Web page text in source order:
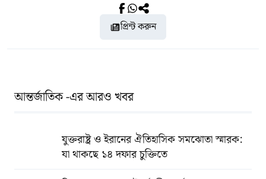
প্রিন্ট করুন
আন্তর্জাতিক -এর আরও খবর
যুক্তরাষ্ট্র ও ইরানের ঐতিহাসিক সমঝোতা স্মারক:
যা থাকছে ১৪ দফার চুক্তিতে